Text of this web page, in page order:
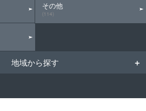
その他
(114)
地域から探す